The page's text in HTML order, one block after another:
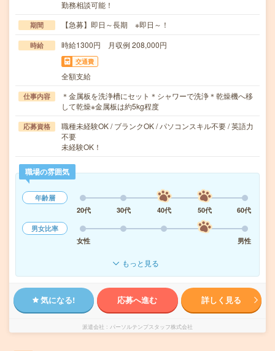
勤務相談可能！
期間 【急募】即日～長期 ※即日～！
時給 時給1300円 月収例 208,000円
交通費
全額支給
仕事内容
＊金属板を洗浄槽にセット＊シャワーで洗浄＊乾燥機へ移
して乾燥※金属板は約5kg程度
応募資格
職種未経験OK / ブランクOK / パソコンスキル不要 / 英語力
不要
未経験OK！
職場の雰囲気
年齢層
20代
30代 40代 50代
60代
男女比率
女性
男性
もっと見る
気になる! 応募へ進む 詳しく見る
派遣会社 パーソルテンプスタッフ株式会社